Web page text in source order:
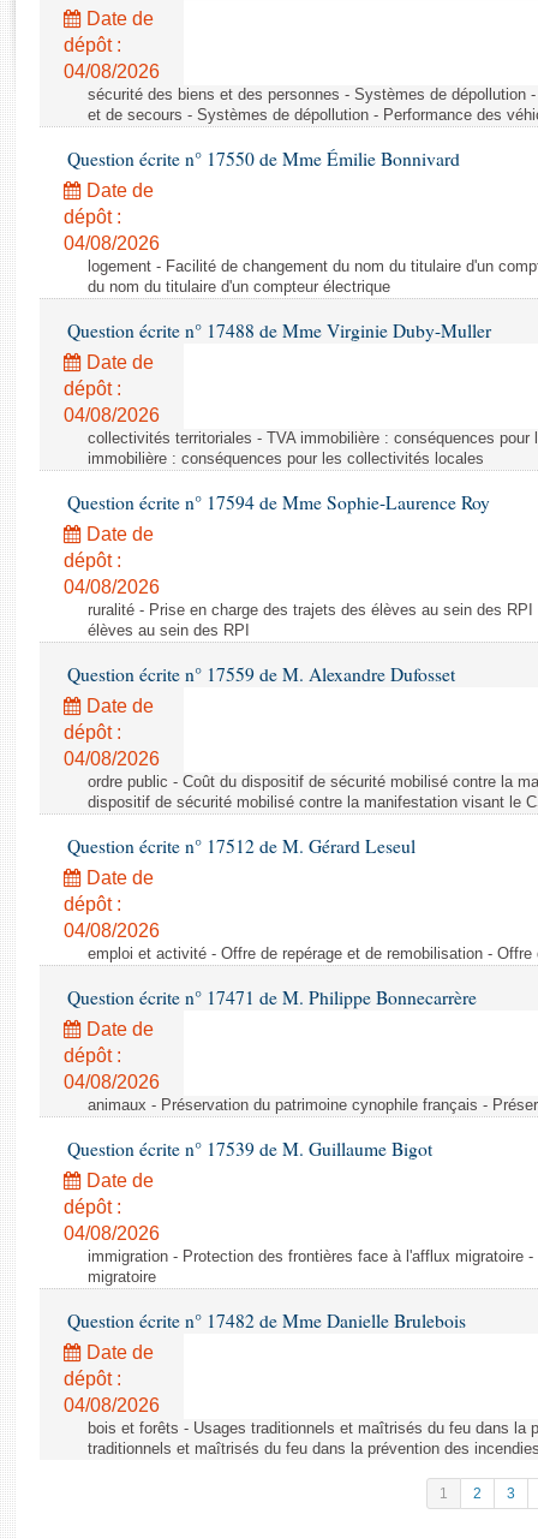
Rapports législatifs
Rapports sur l'application des lois
Baromètre de l’application des lois
Dossiers législatifs
Budget et sécurité sociale
Questions écrites et orales
Comptes rendus des débats
Date de
dépôt :
04/08/2026
sécurité des biens et des personnes - Systèmes de dépollution
et de secours - Systèmes de dépollution - Performance des
Question écrite n° 17550 de Mme Émilie Bonnivard
Date de
dépôt :
04/08/2026
logement - Facilité de changement du nom du titulaire d'un
du nom du titulaire d'un compteur électrique
Question écrite n° 17488 de Mme Virginie Duby-Muller
Date de
dépôt :
04/08/2026
collectivités territoriales - TVA immobilière : conséquences
immobilière : conséquences pour les collectivités locales
Question écrite n° 17594 de Mme Sophie-Laurence Roy
Date de
dépôt :
04/08/2026
ruralité - Prise en charge des trajets des élèves au sein des
élèves au sein des RPI
Question écrite n° 17559 de M. Alexandre Dufosset
Date de
dépôt :
04/08/2026
ordre public - Coût du dispositif de sécurité mobilisé contre la
dispositif de sécurité mobilisé contre la manifestation visant le
Question écrite n° 17512 de M. Gérard Leseul
Date de
dépôt :
04/08/2026
emploi et activité - Offre de repérage et de remobilisation -
Question écrite n° 17471 de M. Philippe Bonnecarrère
Date de
dépôt :
04/08/2026
animaux - Préservation du patrimoine cynophile français -
Question écrite n° 17539 de M. Guillaume Bigot
Date de
dépôt :
04/08/2026
immigration - Protection des frontières face à l'afflux migratoire
migratoire
Question écrite n° 17482 de Mme Danielle Brulebois
Date de
dépôt :
04/08/2026
bois et forêts - Usages traditionnels et maîtrisés du feu dans la
traditionnels et maîtrisés du feu dans la prévention des
1 2 3